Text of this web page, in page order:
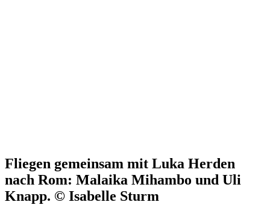
Fliegen gemeinsam mit Luka Herden
nach Rom: Malaika Mihambo und Uli
Knapp. © Isabelle Sturm